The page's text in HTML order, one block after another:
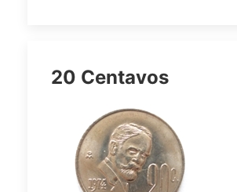
20 Centavos